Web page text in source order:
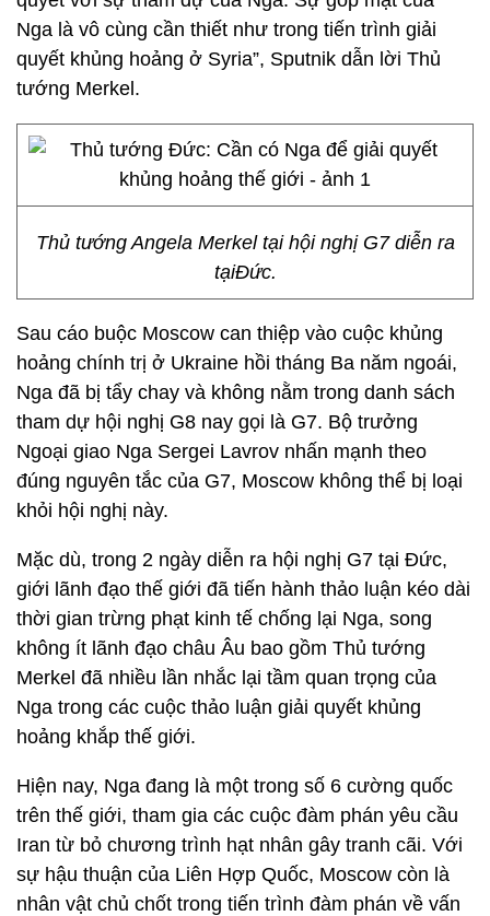
Nga là vô cùng cần thiết như trong tiến trình giải
quyết khủng hoảng ở Syria”, Sputnik dẫn lời Thủ
tướng Merkel.
Thủ tướng Angela Merkel tại hội nghị G7 diễn ra
tạiĐức.
Sau cáo buộc Moscow can thiệp vào cuộc khủng
hoảng chính trị ở Ukraine hồi tháng Ba năm ngoái,
Nga đã bị tẩy chay và không nằm trong danh sách
tham dự hội nghị G8 nay gọi là G7. Bộ trưởng
Ngoại giao Nga Sergei Lavrov nhấn mạnh theo
đúng nguyên tắc của G7, Moscow không thể bị loại
khỏi hội nghị này.
Mặc dù, trong 2 ngày diễn ra hội nghị G7 tại Đức,
giới lãnh đạo thế giới đã tiến hành thảo luận kéo dài
thời gian trừng phạt kinh tế chống lại Nga, song
không ít lãnh đạo châu Âu bao gồm Thủ tướng
Merkel đã nhiều lần nhắc lại tầm quan trọng của
Nga trong các cuộc thảo luận giải quyết khủng
hoảng khắp thế giới.
Hiện nay, Nga đang là một trong số 6 cường quốc
trên thế giới, tham gia các cuộc đàm phán yêu cầu
Iran từ bỏ chương trình hạt nhân gây tranh cãi. Với
sự hậu thuận của Liên Hợp Quốc, Moscow còn là
nhân vật chủ chốt trong tiến trình đàm phán về vấn